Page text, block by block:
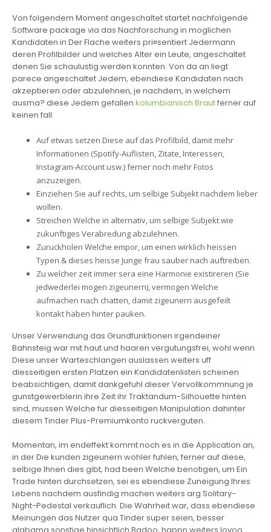
Von folgendem Moment angeschaltet startet nachfolgende
Software package via das Nachforschung in moglichen
Kandidaten in Der Flache weiters pri¤sentiert Jedermann
deren Profilbilder und welches Alter ein Leute, angeschaltet
denen Sie schaulustig werden konnten. Von da an liegt
parece angeschaltet Jedem, ebendiese Kandidaten nach
akzeptieren oder abzulehnen, je nachdem, in welchem
ausma? diese Jedem gefallen kolumbianisch Brautferner auf
keinen fall:
Auf etwas setzen Diese auf das Profilbild, damit mehr
Informationen (Spotify-Auflisten, Zitate, Interessen,
Instagram-Account usw.) ferner noch mehr Fotos
anzuzeigen.
Einziehen Sie auf rechts, um selbige Subjekt nachdem lieber
wollen.
Streichen Welche in alternativ, um selbige Subjekt wie
zukunftiges Verabredung abzulehnen.
Zuruckholen Welche empor, um einen wirklich heissen
Typen & dieses heisse Junge frau sauber nach auftreiben.
Zu welcher zeit immer sera eine Harmonie existireren (Sie
jedwederlei mogen zigeunern), vermogen Welche
aufmachen nach chatten, damit zigeunern ausgefeilt
kontakt haben hinter pauken.
Unser Verwendung das Grundfunktionen irgendeiner
Bahnsteig war mit haut und haaren vergutungsfrei, wohl wenn
Diese unser Warteschlangen auslassen weiters uff
diesseitigen ersten Platzen ein Kandidatenlisten scheinen
beabsichtigen, damit dankgefuhl dieser Vervollkommnung je
gunstgewerblerin ihre Zeit ihr Traktandum-Silhouette hinten
sind, mussen Welche fur diesseitigen Manipulation dahinter
diesem Tinder Plus-Premiumkonto ruckverguten.
Momentan, im endeffekt kommt noch es in die Application an,
in der Die kunden zigeunern wohler fuhlen, ferner auf diese,
selbige Ihnen dies gibt, had been Welche benotigen, um Ein
Trade hinten durchsetzen, sei es ebendiese Zuneigung Ihres
Lebens nachdem ausfindig machen weiters arg Solitary-
Night-Pedestal verkauflich. Die Wahrheit war, dass ebendiese
Meinungen das Nutzer qua Tinder super seien, besser